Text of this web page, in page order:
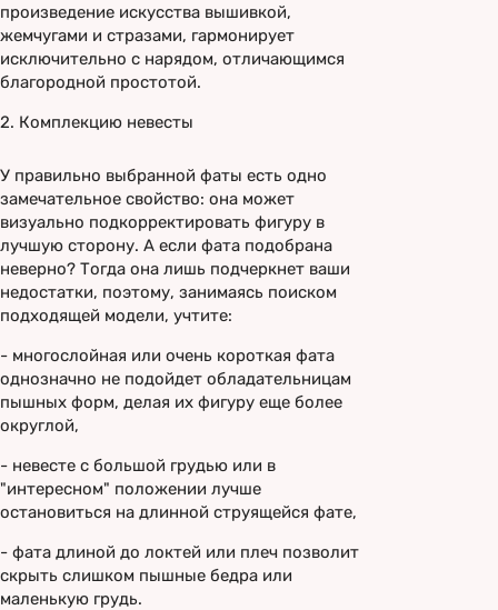
произведение искусства вышивкой,
жемчугами и стразами, гармонирует
исключительно с нарядом, отличающимся
благородной простотой.
2. Комплекцию невесты
У правильно выбранной фаты есть одно
замечательное свойство: она может
визуально подкорректировать фигуру в
лучшую сторону. А если фата подобрана
неверно? Тогда она лишь подчеркнет ваши
недостатки, поэтому, занимаясь поиском
подходящей модели, учтите:
- многослойная или очень короткая фата
однозначно не подойдет обладательницам
пышных форм, делая их фигуру еще более
округлой,
- невесте с большой грудью или в
"интересном" положении лучше
остановиться на длинной струящейся фате,
- фата длиной до локтей или плеч позволит
скрыть слишком пышные бедра или
маленькую грудь.